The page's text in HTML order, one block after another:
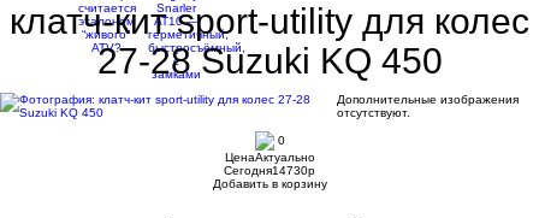
клатч-кит sport-utility для колес
27-28 Suzuki KQ 450
Дополнительные изображения
отсутствуют.
0
ЦенаАктуально
Сегодня14730p
Добавить в корзину